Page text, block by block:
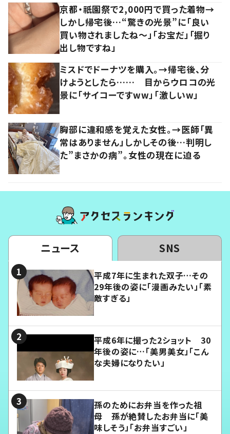
京都・祇園祭で2,000円で買った着物→
しかし帰宅後…“驚きの光景”に「良い
買い物されましたね～」「お宝だ」「掘り
出し物ですね」
ミスドでドーナツを購入。→帰宅後、分
けようとしたら…… 目からウロコの光
景に「サイコーですww」「激しいw」
胸部に違和感を覚えた女性。→医師「異
常はありません」しかしその後…判明し
た”まさかの病”。女性の現在に迫る
ニュース SNS
平成7年に生まれた双子…その
29年後の姿に「漫画みたい」「素
敵すぎる」
平成6年に撮った2ショット 30
年後の姿に…「美男美女」「こん
な夫婦になりたい」
孫のためにお弁当を作った祖
母 孫が絶賛したお弁当に「美
味しそう」「お弁当すごい」